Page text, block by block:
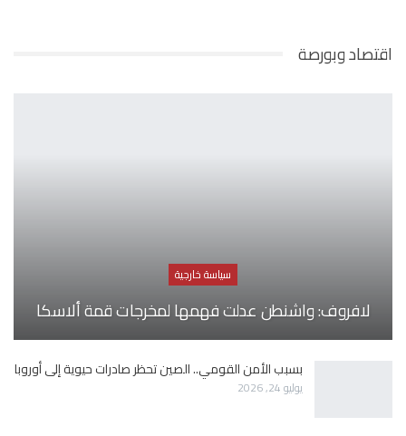
اقتصاد وبورصة
سياسة خارجية
لافروف: واشنطن عدلت فهمها لمخرجات قمة ألاسكا
بسبب الأمن القومي.. الصين تحظر صادرات حيوية إلى أوروبا
يوليو 24, 2026